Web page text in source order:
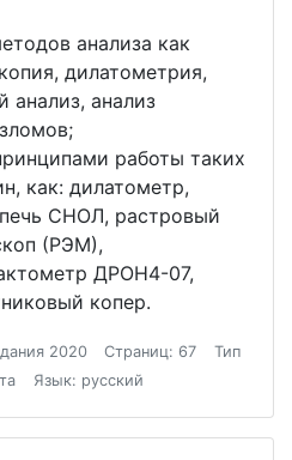
анализа как
дилатометрия,
анализ, анализ
работы таких
как: дилатометр,
СНОЛ, растровый
(РЭМ),
ДРОН4-07,
копер.
2020 Страниц: 67
Тип
Язык: русский